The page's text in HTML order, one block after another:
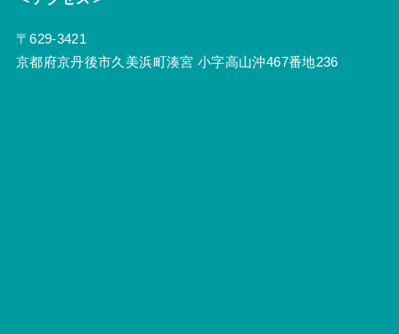
〒629-3421
京都府京丹後市久美浜町湊宮 小字高山沖467番地236